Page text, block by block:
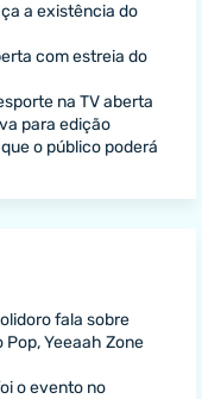
a existência do
com estreia do
na TV aberta
para edição
o público poderá
fala sobre
Pop, Yeeaah Zone
o evento no